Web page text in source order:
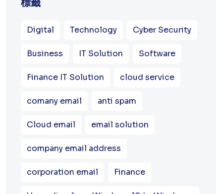
標籤
Digital Technology Cyber Security
Business IT Solution Software
Finance IT Solution cloud service
comany email anti spam
Cloud email email solution
company email address
corporation email Finance